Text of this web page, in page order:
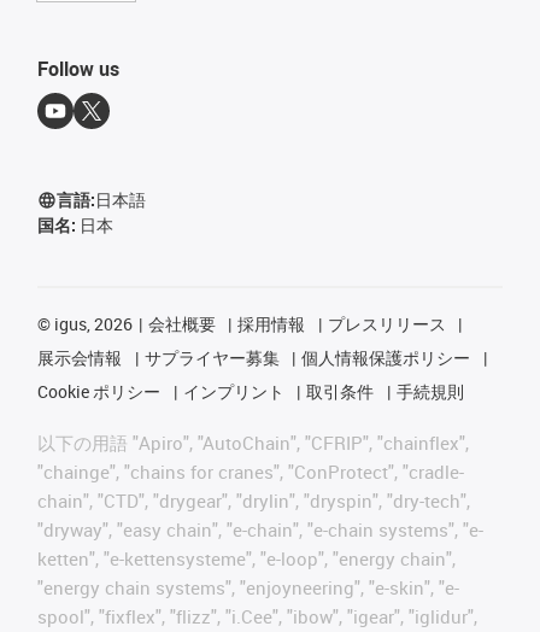
Follow us
言語:日本語
国名: 日本
© igus, 2026 会社概要 採用情報
プレスリリース
展示会情報
サプライヤー募集
個人情報保護ポリシー
Cookie ポリシー
インプリント 取引条件 手続規則
以下の用語 "Apiro", "AutoChain", "CFRIP", "chainflex",
"chainge", "chains for cranes", "ConProtect", "cradle-
chain", "CTD", "drygear", "drylin", "dryspin", "dry-tech",
"dryway", "easy chain", "e-chain", "e-chain systems", "e-
ketten", "e-kettensysteme", "e-loop", "energy chain",
"energy chain systems", "enjoyneering", "e-skin", "e-
spool", "fixflex", "flizz", "i.Cee", "ibow", "igear", "iglidur",